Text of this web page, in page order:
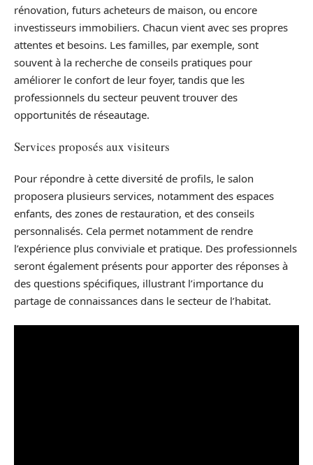
rénovation, futurs acheteurs de maison, ou encore
investisseurs immobiliers. Chacun vient avec ses propres
attentes et besoins. Les familles, par exemple, sont
souvent à la recherche de conseils pratiques pour
améliorer le confort de leur foyer, tandis que les
professionnels du secteur peuvent trouver des
opportunités de réseautage.
Services proposés aux visiteurs
Pour répondre à cette diversité de profils, le salon
proposera plusieurs services, notamment des espaces
enfants, des zones de restauration, et des conseils
personnalisés. Cela permet notamment de rendre
l’expérience plus conviviale et pratique. Des professionnels
seront également présents pour apporter des réponses à
des questions spécifiques, illustrant l’importance du
partage de connaissances dans le secteur de l’habitat.